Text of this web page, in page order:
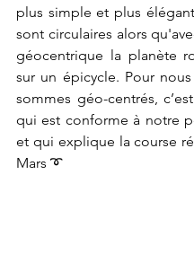
plus simple et plus
sont circulaires alors
géocentrique la planète
sur un épicycle. Pour
sommes géo-centrés,
qui est conforme à notre
et qui explique la course
Mars ➰